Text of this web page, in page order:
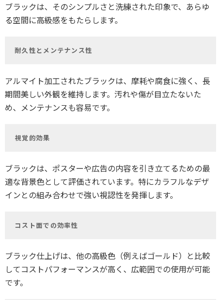
ブラックは、そのシンプルさと洗練された印象で、あらゆ
る空間に高級感をもたらします。
耐久性とメンテナンス性
アルマイト加工されたブラックは、摩耗や腐食に強く、長
期間美しい外観を維持します。汚れや傷が目立たないた
め、メンテナンスも容易です。
視覚的効果
ブラックは、ポスターや広告の内容を引き立てるための最
適な背景色として評価されています。特にカラフルなデザ
インとの組み合わせで強い視認性を発揮します。
コスト面での効率性
ブラック仕上げは、他の高級色（例えばゴールド）と比較
してコストパフォーマンスが高く、広範囲での使用が可能
です。